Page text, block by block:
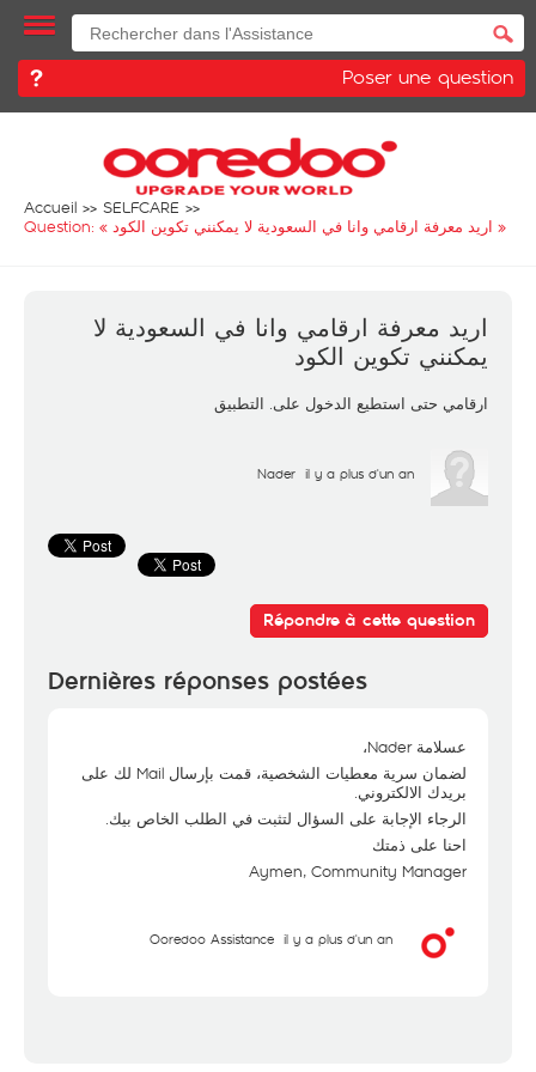
Poser une question
Accueil
SELFCARE
Question: « اريد معرفة ارقامي وانا في السعودية لا يمكنني تكوين الكود »
اريد معرفة ارقامي وانا في السعودية لا
يمكنني تكوين الكود
ارقامي حتى استطيع الدخول على. التطبيق
Nader il y a plus d'un an
Répondre à cette question
Dernières réponses postées
عسلامة Nader،
لضمان سرية معطيات الشخصية، قمت بإرسال Mail لك على
بريدك الالكتروني.
الرجاء الإجابة على السؤال لتثبت في الطلب الخاص بيك.
احنا على ذمتك
Aymen, Community Manager
Ooredoo Assistance il y a plus d'un an